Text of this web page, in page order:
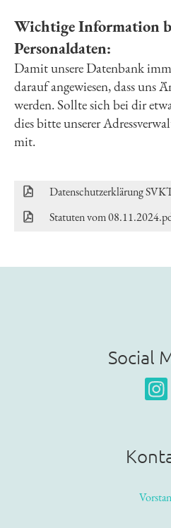
Wichtige Information
Personaldaten:
Damit unsere Datenbank
darauf angewiesen, dass uns
werden. Sollte sich bei dir
dies bitte unserer
mit.
Datenschutzerklärung
Statuten vom
Social